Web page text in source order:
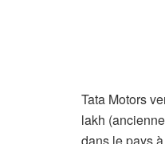
Tata Motors
lakh
dans le pays